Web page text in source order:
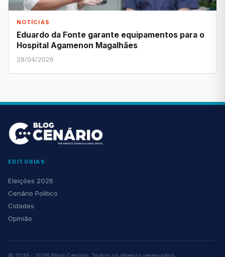
NOTÍCIAS
Eduardo da Fonte garante equipamentos para o
Hospital Agamenon Magalhães
28/04/2026
EDITORIAS
Eleições 2026
Cenário Político
Cidades
Opinião
© 2019 - 2026 Blog Cenário. Todos os direitos reservados.